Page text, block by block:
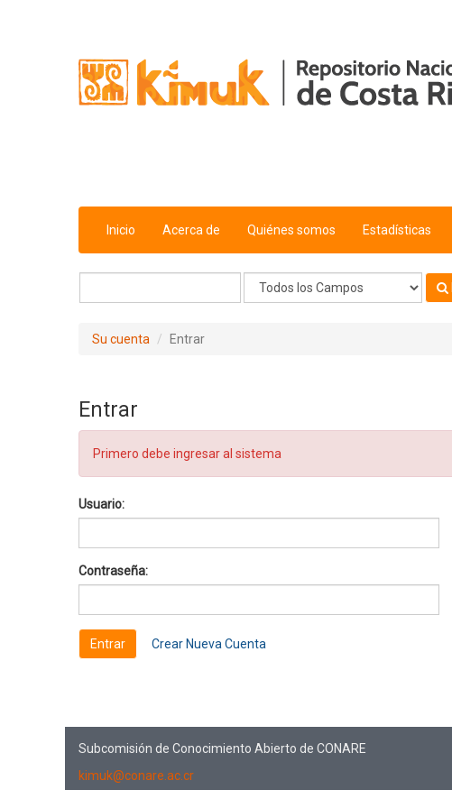
Inicio Acerca de Quiénes somos Estadísticas
Su cuenta Entrar
Entrar
Primero debe ingresar al sistema
Usuario:
Contraseña:
Crear Nueva Cuenta
Subcomisión de Conocimiento Abierto de CONARE
kimuk@conare.ac.cr